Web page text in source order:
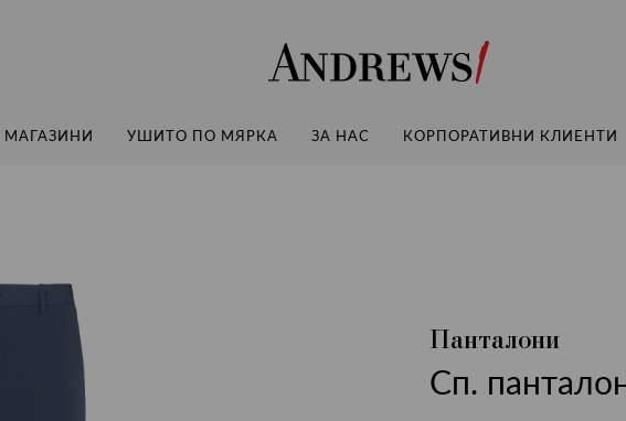
Andrews
МАГАЗИНИ УШИТО ПО МЯРКА ЗА НАС КОРПОРАТИВНИ КЛИЕНТИ
Панталони
Сп.